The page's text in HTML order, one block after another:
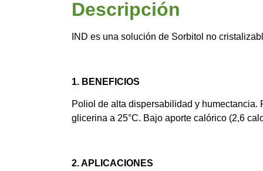
Descripción
IND es una solución de Sorbitol no
1. BENEFICIOS
Poliol de alta dispersabilidad y
glicerina a 25°C. Bajo aporte calórico (2,6
2. APLICACIONES